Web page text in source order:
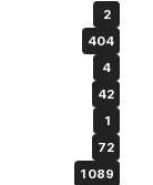
2
404
4
42
1
72
1 089